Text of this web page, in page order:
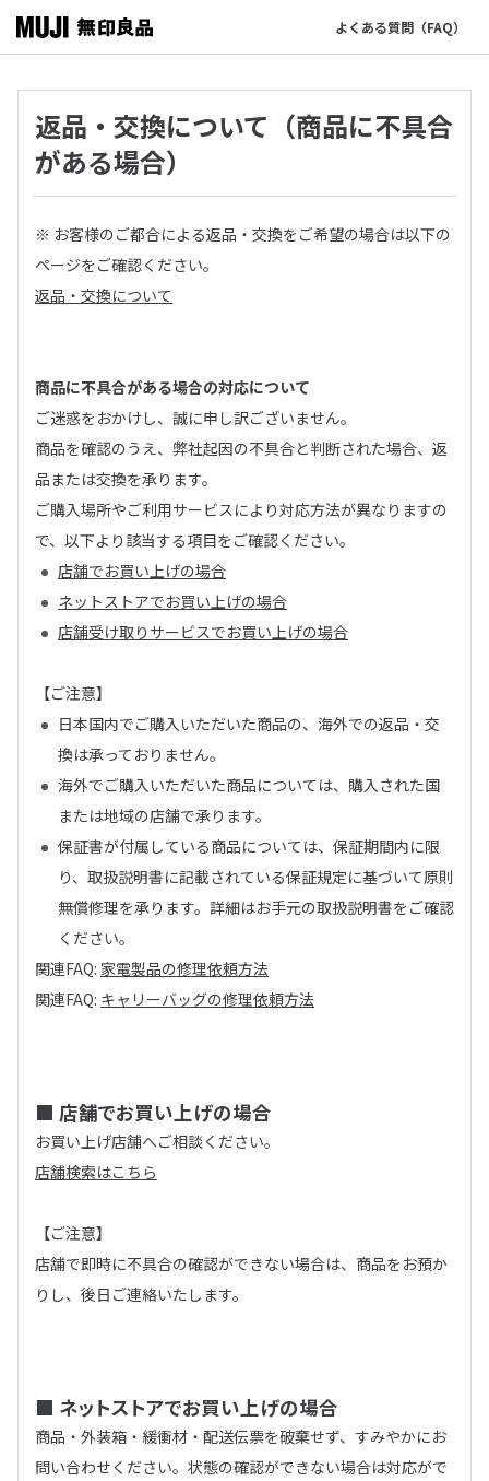
よくある質問（FAQ）
返品・交換について（商品に不具合
がある場合）
※ お客様のご都合による返品・交換をご希望の場合は以下の
ページをご確認ください。
返品・交換について
商品に不具合がある場合の対応について
ご迷惑をおかけし、誠に申し訳ございません。
商品を確認のうえ、弊社起因の不具合と判断された場合、返
品または交換を承ります。
ご購入場所やご利用サービスにより対応方法が異なりますの
で、以下より該当する項目をご確認ください。
店舗でお買い上げの場合
ネットストアでお買い上げの場合
店舗受け取りサービスでお買い上げの場合
【ご注意】
日本国内でご購入いただいた商品の、海外での返品・交
換は承っておりません。
海外でご購入いただいた商品については、購入された国
または地域の店舗で承ります。
保証書が付属している商品については、保証期間内に限
り、取扱説明書に記載されている保証規定に基づいて原則
無償修理を承ります。詳細はお手元の取扱説明書をご確認
ください。
関連FAQ: 家電製品の修理依頼方法
関連FAQ: キャリーバッグの修理依頼方法
■ 店舗でお買い上げの場合
お買い上げ店舗へご相談ください。
店舗検索はこちら
【ご注意】
店舗で即時に不具合の確認ができない場合は、商品をお預か
りし、後日ご連絡いたします。
■ ネットストアでお買い上げの場合
商品・外装箱・緩衝材・配送伝票を破棄せず、すみやかにお
問い合わせください。状態の確認ができない場合は対応がで